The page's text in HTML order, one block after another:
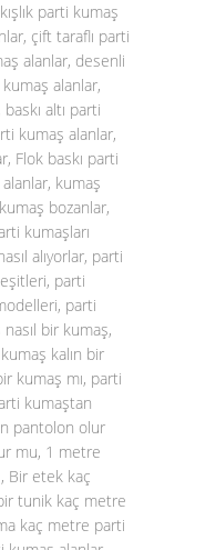
parti kumaş
çift taraflı parti
alanlar, desenli
alanlar,
altı parti
kumaş alanlar,
Flok baskı parti
kumaş
bozanlar,
kumaşları
alıyorlar, parti
parti
parti
bir kumaş,
kalın bir
kumaş mı, parti
kumaştan
pantolon olur
mu, 1 metre
Bir etek kaç
tunik kaç metre
kaç metre parti